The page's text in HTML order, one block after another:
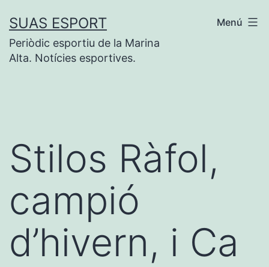
contingut
SUAS ESPORT
Periòdic esportiu de la Marina
Alta. Notícies esportives.
Menú
Stilos Ràfol,
campió
d’hivern, i Ca